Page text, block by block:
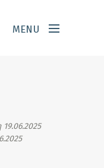
MENU
19.06.2025